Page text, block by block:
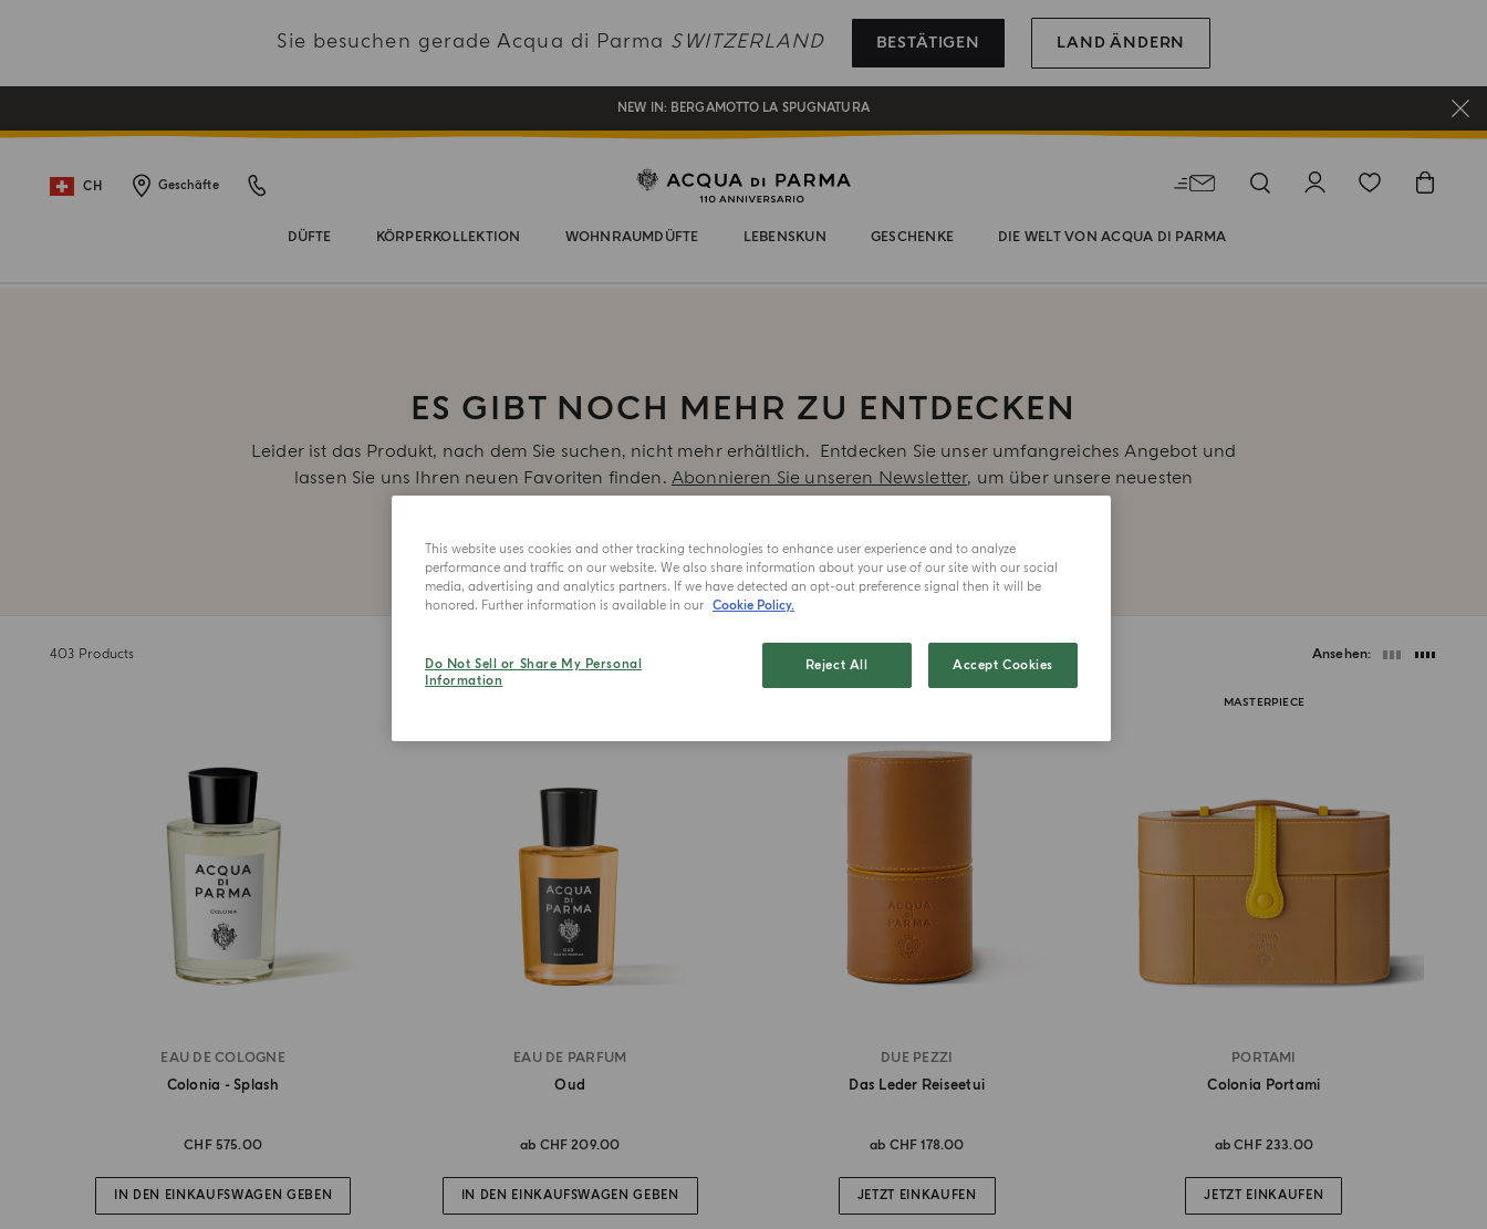
Sie besuchen gerade Acqua di Parma SWITZERLAND BESTÄTIGEN LAND ÄNDERN
REGISTRIEREN SIE SICH UND GENIESSEN SIE EINE WELT VOLLER VORTEILE
EIN GESCHENK FÜR SIE AUF ALLE BESTELLUNGEN ÜBER CHF 180
NEW IN: BERGAMOTTO LA SPUGNATURA
CH Geschäfte
DÜFTE KÖRPERKOLLEKTION WOHNRAUMDÜFTE LEBENSKUN GESCHENKE DIE WELT VON ACQUA DI PARMA
ES GIBT NOCH MEHR ZU ENTDECKEN
Leider ist das Produkt, nach dem Sie suchen, nicht mehr erhältlich. Entdecken Sie unser umfangreiches Angebot und
lassen Sie uns Ihren neuen Favoriten finden. Abonnieren Sie unseren Newsletter, um über unsere neuesten
403 Products Ansehen
EAU DE COLOGNE
Colonia - Splash
CHF 575.00
IN DEN EINKAUFSWAGEN GEBEN
EAU DE PARFUM
Oud
ab CHF 209.00
IN DEN EINKAUFSWAGEN GEBEN
DUE PEZZI
Das Leder Reiseetui
ab CHF 178.00
JETZT EINKAUFEN
MASTERPIECE
PORTAMI
Colonia Portami
abCHF 233.00
JETZT EINKAUFEN
This website uses cookies and other tracking technologies to enhance user experience and to analyze
performance and traffic on our website. We also share information about your use of our site with our social
media, advertising and analytics partners. If we have detected an opt-out preference signal then it will be
honored. Further information is available in our Cookie Policy.
Do Not Sell or Share My Personal
Information
Reject All Accept Cookies